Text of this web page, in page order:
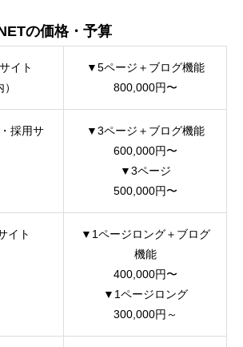
の価格・予算
イト
▼5ページ＋ブログ機能
800,000円〜
採用サ
▼3ページ＋ブログ機能
600,000円〜
▼3ページ
500,000円〜
イト
▼1ページロング＋ブログ
機能
400,000円〜
▼1ページロング
300,000円～